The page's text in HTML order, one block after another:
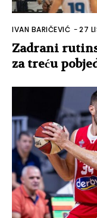
IVAN BARIČEVIĆ -27
Zadrani
za treću